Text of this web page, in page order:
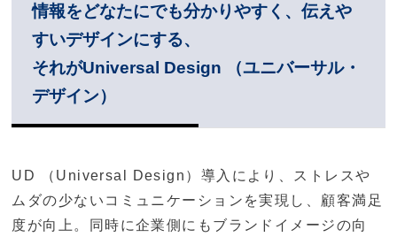
情報をどなたにでも分かりやすく、伝えや
すいデザインにする、
それがUniversal Design （ユニバーサル・
デザイン）
UD （Universal Design）導入により、ストレスや
ムダの少ないコミュニケーションを実現し、顧客満足
度が向上。同時に企業側にもブランドイメージの向